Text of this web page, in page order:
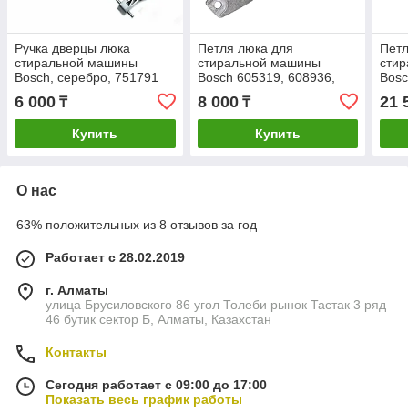
Ручка дверцы люка
стиральной машины
Bosch, серебро, 751791
6 000 ₸
Купить
Петля люка для
стиральной машины
Bosch 605319, 608936,
8 000₸
Купить
21
О нас
63% положительных из 8 отзывов за год
Работает с 28.02.2019
г. Алматы
улица Брусиловского 86 угол Толеби рынок Тастак 3 ряд
46 бутик сектор Б, Алматы, Казахстан
Контакты
Сегодня работает с 09:00 до 17:00
Показать весь график работы